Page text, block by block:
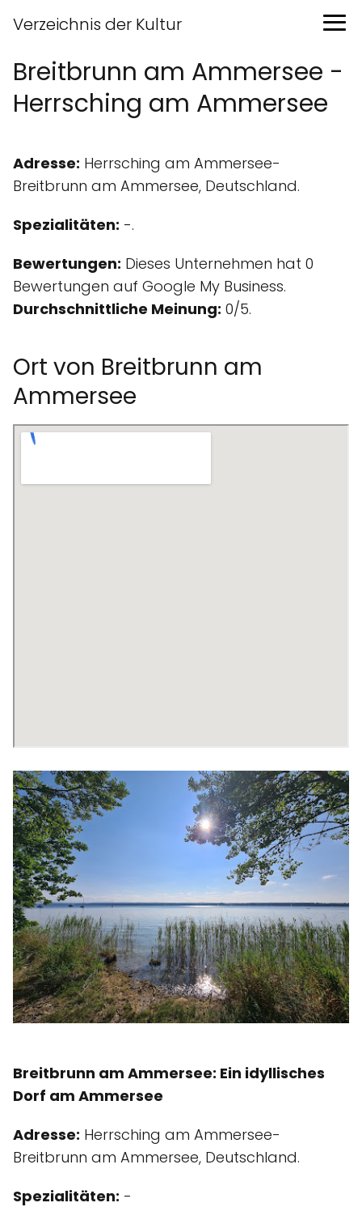
Verzeichnis der Kultur
Breitbrunn am Ammersee -
Herrsching am Ammersee
Adresse: Herrsching am Ammersee-
Breitbrunn am Ammersee, Deutschland.
Spezialitäten: -.
Bewertungen: Dieses Unternehmen hat 0
Bewertungen auf Google My Business.
Durchschnittliche Meinung: 0/5.
Ort von Breitbrunn am
Ammersee
Breitbrunn am Ammersee: Ein idyllisches
Dorf am Ammersee
Adresse: Herrsching am Ammersee-
Breitbrunn am Ammersee, Deutschland.
Spezialitäten: -